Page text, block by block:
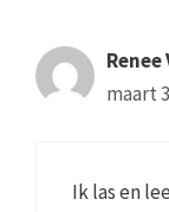
maart
Ik las en